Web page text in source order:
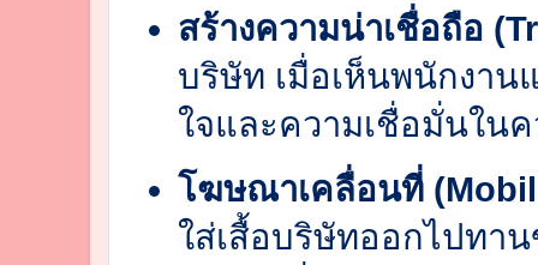
สร้างความน่าเชื่อถือ
บริษัท เมื่อเห็นพนักงาน
ใจและความเชื่อมั่นใน
โฆษณาเคลื่อนที่
ใส่เสื้อบริษัทออกไปทา